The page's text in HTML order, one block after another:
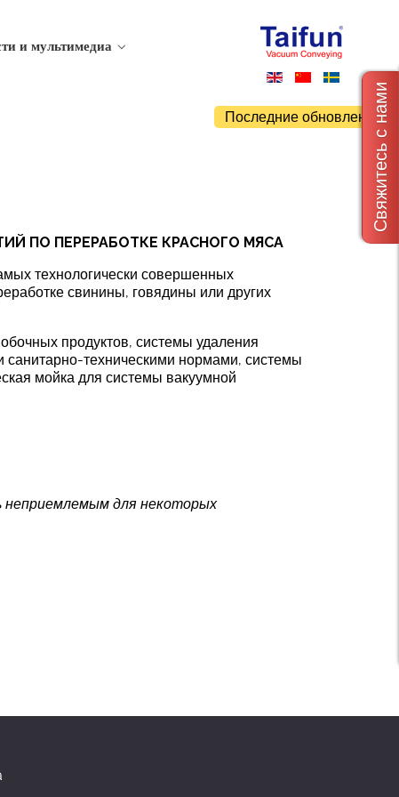
и мультимедиа
Последние обновления
ПО ПЕРЕРАБОТКЕ КРАСНОГО МЯСА
технологически совершенных
свинины, говядины или других
продуктов, системы удаления
санитарно-техническими нормами, системы
мойка для системы вакуумной
для некоторых
Свяжитесь с нами